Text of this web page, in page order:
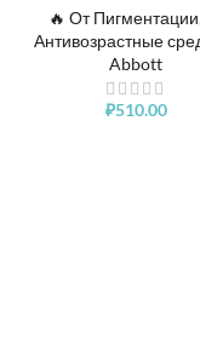
4%
🔥 От Пигментации
Антивозрастные
Abbott
₽510.00